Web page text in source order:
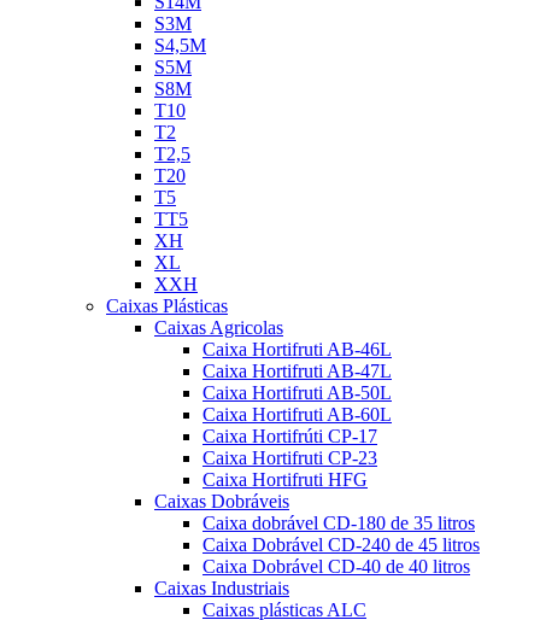
S3M
S4,5M
S5M
S8M
T10
T2
T2,5
T20
T5
TT5
XH
XL
XXH
Caixas Plásticas
Caixas Agricolas
Caixa Hortifruti AB-46L
Caixa Hortifruti AB-47L
Caixa Hortifruti AB-50L
Caixa Hortifruti AB-60L
Caixa Hortifrúti CP-17
Caixa Hortifruti CP-23
Caixa Hortifruti HFG
Caixas Dobráveis
Caixa dobrável CD-180 de 35 litros
Caixa Dobrável CD-240 de 45 litros
Caixa Dobrável CD-40 de 40 litros
Caixas Industriais
Caixas plásticas ALC